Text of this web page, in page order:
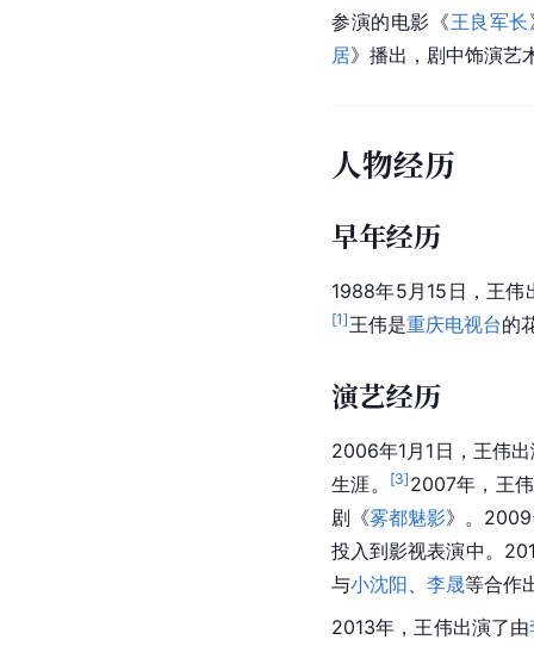
参演的电影《王良军长
居》播出，剧中饰演艺
人物经历
早年经历
1988年5月15日，王伟
[1] 王伟是重庆电视台的
演艺经历
2006年1月1日，王伟
生涯。
[3] 2007年，王
剧《雾都魅影》。
投入到影视表演中。
与小沈阳 李晟等合作
2013年，王伟出演了由